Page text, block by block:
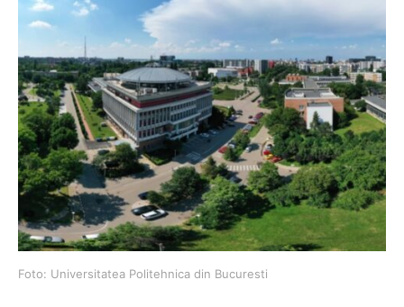
Foto: Universitatea Politehnica din Bucuresti